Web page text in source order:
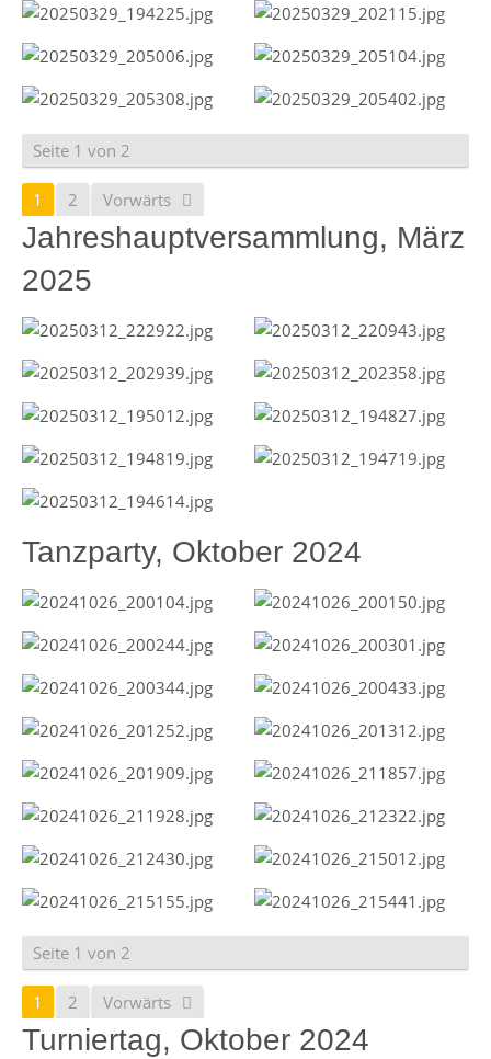
Seite 1 von 2
1 2 Vorwärts
Jahreshauptversammlung, März
2025
Tanzparty, Oktober 2024
Seite 1 von 2
1 2 Vorwärts
Turniertag, Oktober 2024